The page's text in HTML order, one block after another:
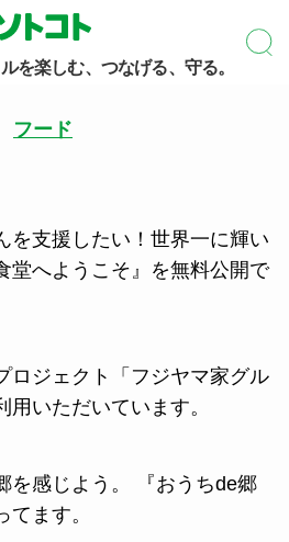
を楽しむ、つなげる、守る。
フード
を支援したい！世界一に輝い
堂へようこそ』を無料公開で
ロジェクト「フジヤマ家グル
いただいています。
を感じよう。 『おうちde郷
ます。